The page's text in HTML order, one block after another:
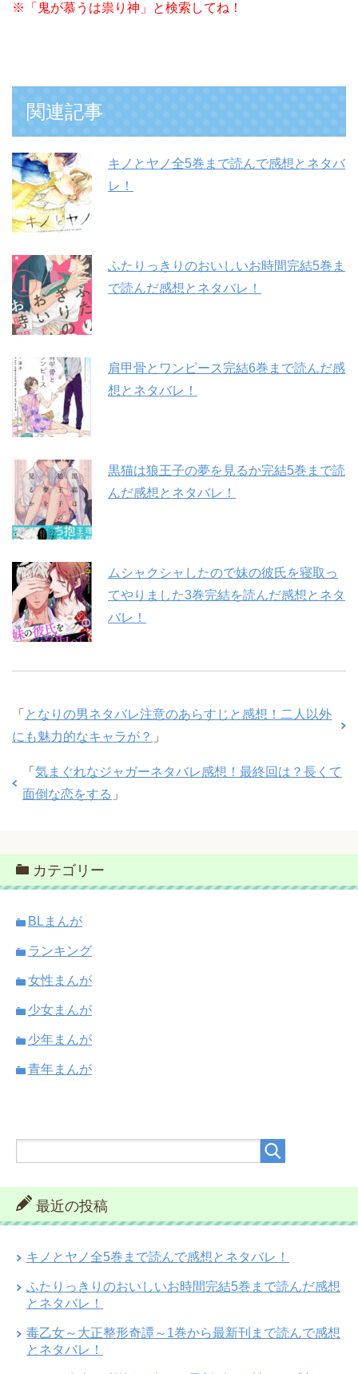
※ 「鬼が慕うは祟り神」と検索してね！
関連記事
キノとヤノ全5巻まで読んで感想とネタバ
レ！
ふたりっきりのおいしいお時間完結5巻ま
で読んだ感想とネタバレ！
肩甲骨とワンピース完結6巻まで読んだ感
想とネタバレ！
黒猫は狼王子の夢を見るか完結5巻まで読
んだ感想とネタバレ！
ムシャクシャしたので妹の彼氏を寝取っ
てやりました3巻完結を読んだ感想とネタ
バレ！
「 となりの男ネタバレ注意のあらすじと感想！二人以外
にも魅力的なキャラが？ 」
「 気まぐれなジャガーネタバレ感想！最終回は？長くて
面倒な恋をする 」
カテゴリー
BLまんが
ランキング
女性まんが
少女まんが
少年まんが
青年まんが
最近の投稿
キノとヤノ全5巻まで読んで感想とネタバレ！
ふたりっきりのおいしいお時間完結5巻まで読んだ感想
とネタバレ！
毒乙女～大正整形奇譚～1巻から最新刊まで読んで感想
とネタバレ！